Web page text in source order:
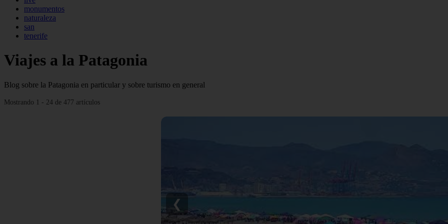
monumentos
naturaleza
san
tenerife
Viajes a la Patagonia
Blog sobre la Patagonia en particular y sobre turismo en general
Mostrando 1 - 24 de 477 artículos
❮